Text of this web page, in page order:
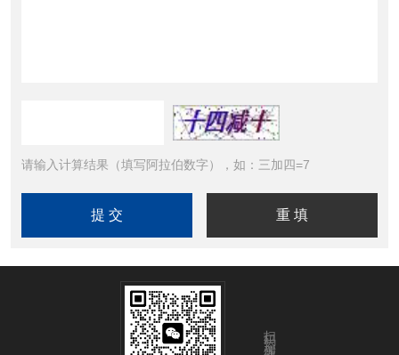
请输入计算结果（填写阿拉伯数字），如：三加四=7
扫码添加微信